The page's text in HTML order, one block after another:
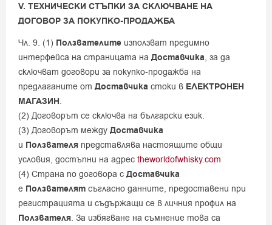
V. ТЕХНИЧЕСКИ СТЪПКИ ЗА СКЛЮЧВАНЕ НА
ДОГОВОР ЗА ПОКУПКО-ПРОДАЖБА
Чл. 9. (1) Ползвателите използват предимно
интерфейса на страницата на Доставчика, за да
сключват договори за покупко-продажба на
предлаганите от Доставчика стоки в ЕЛЕКТРОНЕН
МАГАЗИН.
(2) Договорът се сключва на български език.
(3) Договорът между Доставчика
и Ползвателя представлява настоящите общи
условия, достъпни на адрес theworldofwhisky.com
(4) Страна по договора с Доставчика
е Ползвателят съгласно данните, предоставени при
регистрацията и съдържащи се в личния профил на
Ползвателя. За избягване на съмнение това са